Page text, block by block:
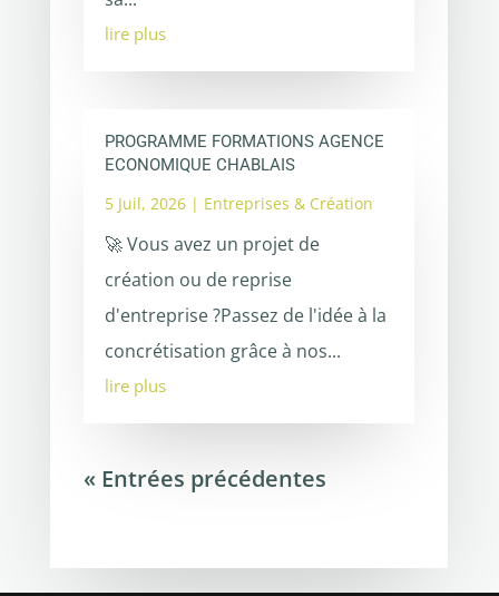
lire plus
PROGRAMME FORMATIONS AGENCE
ECONOMIQUE CHABLAIS
5 Juil, 2026| Entreprises & Création
🚀 Vous avez un projet de
création ou de reprise
d'entreprise ?Passez de l'idée à la
concrétisation grâce à nos...
lire plus
« Entrées précédentes